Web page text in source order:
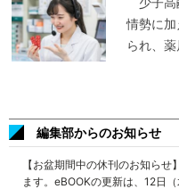
情勢に
られ、
編集部からのお知らせ
【お盆期間中の休刊のお知ら
ます。eBOOKの更新は、12日